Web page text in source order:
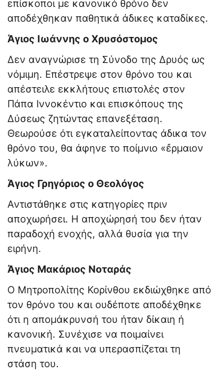
επίσκοποι με κανονικό θρόνο δεν
αποδέχθηκαν παθητικά άδικες καταδίκες.
Άγιος Ιωάννης ο Χρυσόστομος
Δεν αναγνώρισε τη Σύνοδο της Δρυός ως
νόμιμη. Επέστρεψε στον θρόνο του και
απέστειλε εκκλήτους επιστολές στον
Πάπα Ιννοκέντιο και επισκόπους της
Δύσεως ζητώντας επανεξέταση.
Θεωρούσε ότι εγκαταλείποντας άδικα τον
θρόνο του, θα άφηνε το ποίμνιο «ἔρμαιον
λύκων».
Άγιος Γρηγόριος ο Θεολόγος
Αντιστάθηκε στις κατηγορίες πριν
αποχωρήσει. Η αποχώρησή του δεν ήταν
παραδοχή ενοχής, αλλά θυσία για την
ειρήνη.
Άγιος Μακάριος Νοταράς
Ο Μητροπολίτης Κορίνθου εκδιώχθηκε από
τον θρόνο του και ουδέποτε αποδέχθηκε
ότι η απομάκρυνσή του ήταν δίκαιη ή
κανονική. Συνέχισε να ποιμαίνει
πνευματικά και να υπερασπίζεται τη
στάση του.